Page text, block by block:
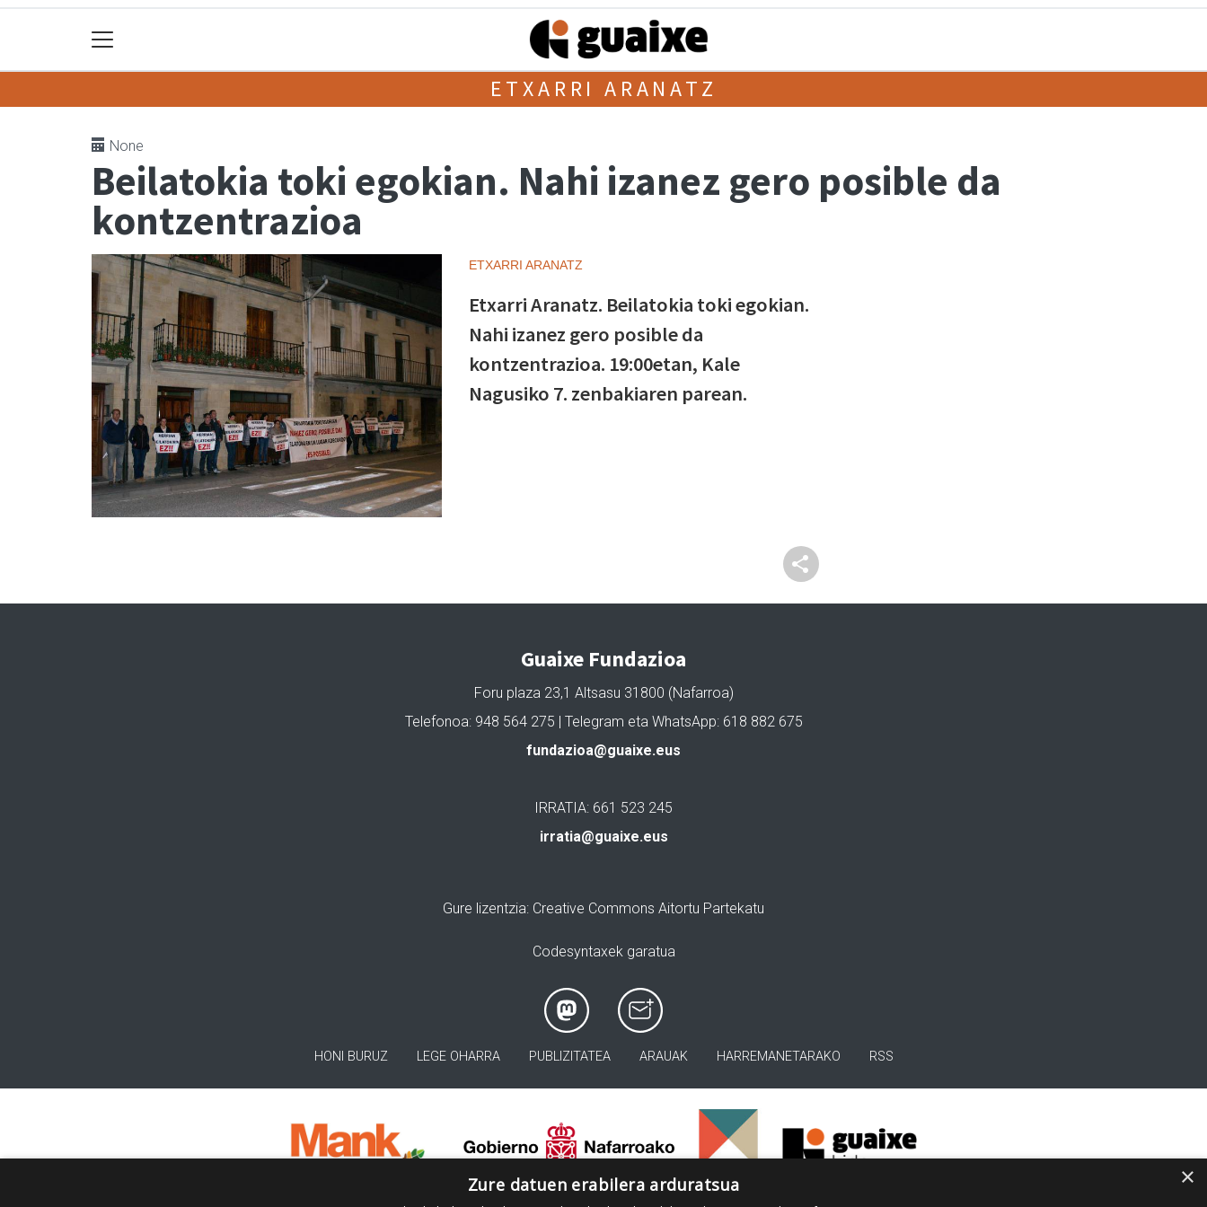
ETXARRI ARANATZ
None
Beilatokia toki egokian. Nahi izanez gero posible da
kontzentrazioa
ETXARRI ARANATZ
Etxarri Aranatz. Beilatokia toki egokian.
Nahi izanez gero posible da
kontzentrazioa. 19:00etan, Kale
Nagusiko 7. zenbakiaren parean.
Guaixe Fundazioa
Foru plaza 23,1 Altsasu 31800 (Nafarroa)
Telefonoa: 948 564 275 | Telegram eta WhatsApp: 618 882 675
fundazioa@guaixe.eus
IRRATIA: 661 523 245
irratia@guaixe.eus
Gure lizentzia: Creative Commons Aitortu Partekatu
Codesyntaxek garatua
HONI BURUZ LEGE OHARRA PUBLIZITATEA ARAUAK HARREMANETARAKO RSS
×
Zure datuen erabilera arduratsua